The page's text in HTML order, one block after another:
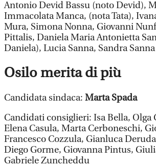
Antonio Devid Bassu (noto Devid),
Immacolata Manca, (nota Tata),
Mura, Simona Nonna, Giovanni
Pittalis, Daniela Maria Antonietta
Daniela), Lucia Sanna, Sandra Sanna
Osilo merita di più
Candidata sindaca: Marta Spada
Candidati consiglieri: Isa Bella, Olga
Elena Casula, Marta Cerboneschi,
Francesco Cozzula, Gianluca
Diego Gorme, Giovanna Pintus,
Gabriele Zuncheddu